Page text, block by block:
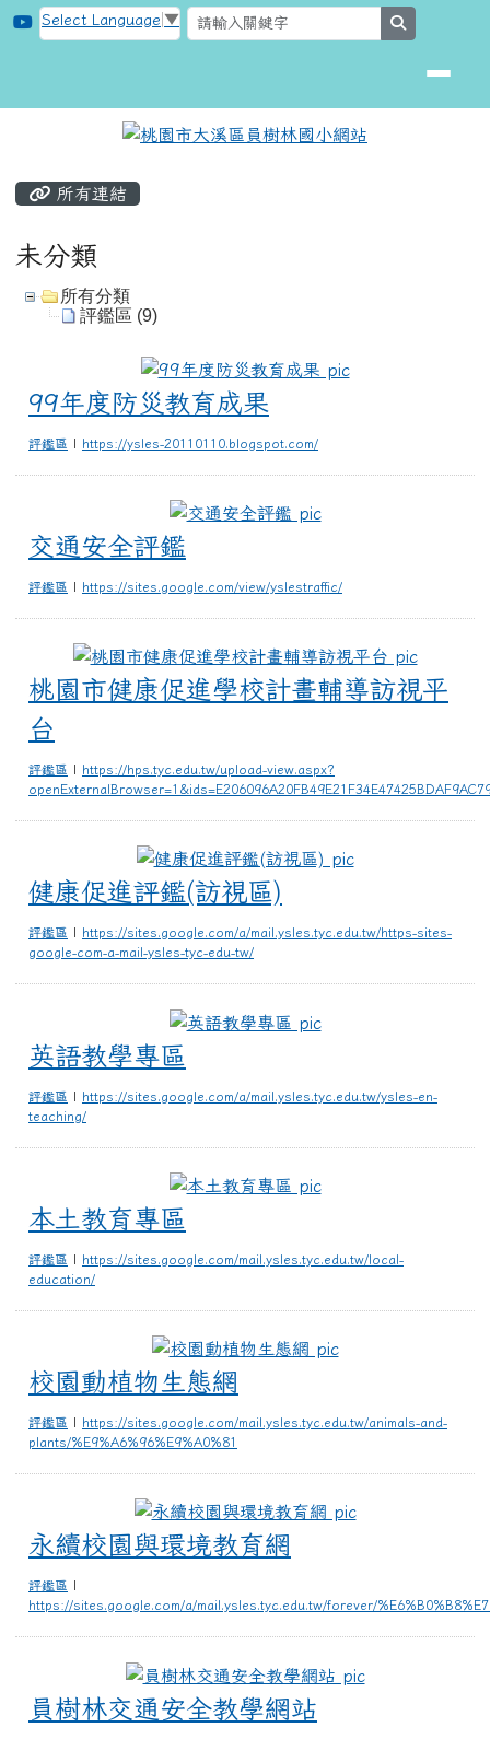
跳至主內容區
桃園市大溪區員樹林國小網站
Select Language ▼
所有連結
未分類
所有分類
評鑑區 (9)
99年度防災教育
99年度防災教育成果
評鑑區 | https://ysles-20110110.blogspot.com/
交通安全評鑑
交通安全評鑑
評鑑區 | https://sites.google.com/view/yslestraffic/
桃園市
桃園市健康促進學校計畫輔導訪視平
台
評鑑區 | https://hps.tyc.edu.tw/upload-view.aspx?
健康促進評鑑(訪
健康促進評鑑(訪視區)
評鑑區
https://sites.google.com/a/mail.ysles.tyc.edu.tw/https-sites-
google-com-a-mail-ysles-tyc-edu-tw/
英語教學專區
英語教學專區
評鑑區 | https://sites.google.com/a/mail.ysles.tyc.edu.tw/ysles-en-
teaching/
本土教育專區
本土教育專區
評鑑區 | https://sites.google.com/mail.ysles.tyc.edu.tw/local-
education/
校園動植物生態網
校園動植物生態網
評鑑區 | https://sites.google.com/mail.ysles.tyc.edu.tw/animals-and-
plants/%E9%A6%96%E9%A0%81
永續校園與環境
永續校園與環境教育網
評鑑區
https://sites.google.com/a/mail.ysles.tyc.edu.tw/forever/
員樹林交通安
員樹林交通安全教學網站